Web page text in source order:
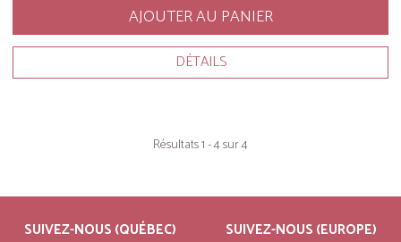
AJOUTER AU PANIER
DÉTAILS
Résultats 1 - 4 sur 4
SUIVEZ-NOUS (QUÉBEC) SUIVEZ-NOUS (EUROPE)